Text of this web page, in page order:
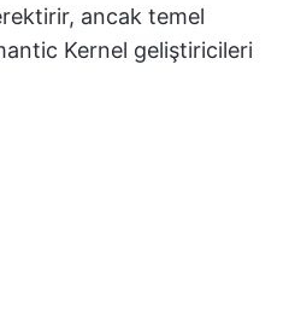
ancak temel
Kernel geliştiricileri